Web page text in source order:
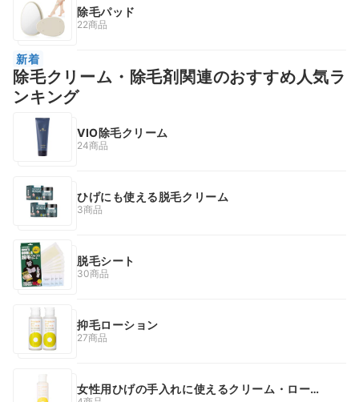
除毛パッド
22商品
新着
除毛クリーム・除毛剤関連のおすすめ人気ラ
ンキング
VIO除毛クリーム
24商品
ひげにも使える脱毛クリーム
3商品
脱毛シート
30商品
抑毛ローション
27商品
女性用ひげの手入れに使えるクリーム・ローシ